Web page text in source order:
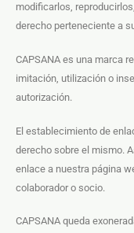
modificarlos,
derecho perteneciente a
CAPSANA es una marca
imitación, utilización o
autorización.
El establecimiento de
derecho sobre el mismo.
enlace a nuestra página
colaborador o socio.
CAPSANA queda